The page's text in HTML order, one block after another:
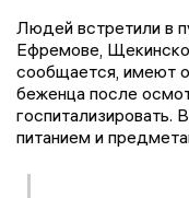
Людей встретили в
Ефремове,
сообщается, имеют
беженца после
госпитализировать.
питанием и